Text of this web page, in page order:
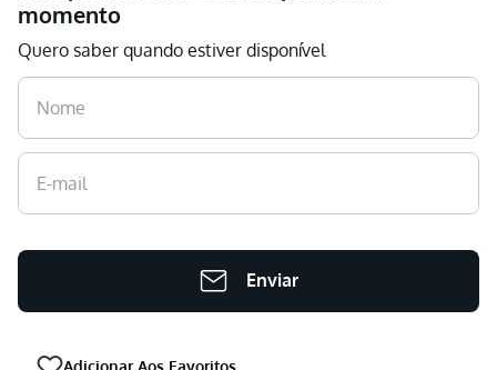
momento
Quero saber quando estiver disponível
Enviar